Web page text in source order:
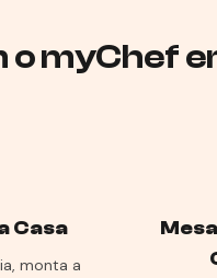
myChef
Casa
monta a